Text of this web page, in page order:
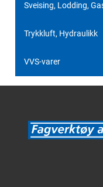
Sveising, Lodding,
Trykkluft, Hydraulikk
VVS-varer